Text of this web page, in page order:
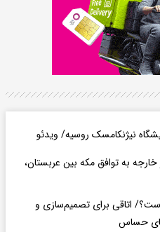
نیژنکامسک روسیه/ ویدئو
به توافق مکه بین عربستان،
اتاقی برای تصمیم‌سازی و
حساس